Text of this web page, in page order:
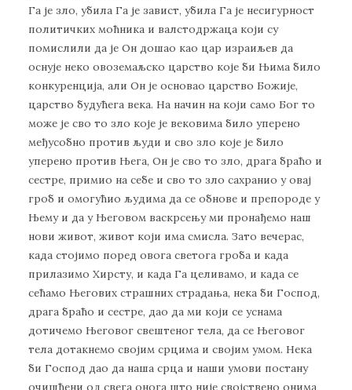
Га је зло, убила Га је завист, убила Га је несигурност
политичких моћника и валстодржаца који су
помислили да је Он дошао као цар израиљев да
оснује неко овоземаљско царство које би Њима било
конкуренција, али Он је основао царство Божије,
царство будућега века. На начин на који само Бог то
може је сво то зло које је вековима било уперено
међусобно против људи и сво зло које је било
уперено против Њега, Он је сво то зло, драга браћо и
сестре, примио на себе и сво то зло сахранио у овај
гроб и омогућио људима да се обнове и препороде у
Њему и да у Његовом васкрсењу ми пронађемо наш
нови живот, живот који има смисла. Зато вечерас,
када стојимо поред овога светога гроба и када
прилазимо Хирсту, и када Га целивамо, и када се
сећамо Његових страшних страдања, нека би Господ,
драга браћо и сестре, дао да ми који се уснама
дотичемо Његовог свештеног тела, да се Његовог
тела дотакнемо својим срцима и својим умом. Нека
би Господ дао да наша срца и наши умови постану
очишћени од свега онога што није својствено онима